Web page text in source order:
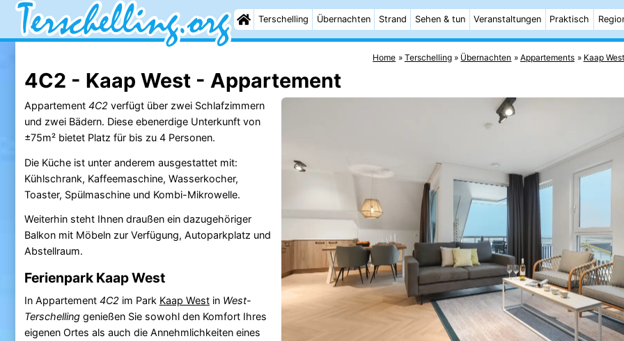
Terschelling Übernachten Strand Sehen & tun Veranstaltungen Praktisch
Home Terschelling Übernachten Appartements Kaap West
4C2 - Kaap West - Appartement
Appartement 4C2 verfügt über zwei Schlafzimmern
und zwei Bädern. Diese ebenerdige Unterkunft von
±75m² bietet Platz für bis zu 4 Personen.
Die Küche ist unter anderem ausgestattet mit:
Kühlschrank, Kaffeemaschine, Wasserkocher,
Toaster, Spülmaschine und Kombi-Mikrowelle.
Weiterhin steht Ihnen draußen ein dazugehöriger
Balkon mit Möbeln zur Verfügung, Autoparkplatz und
Abstellraum.
Ferienpark Kaap West
In Appartement 4C2 im Park Kaap Westin West-
Terschellinggenießen Sie sowohl den Komfort Ihres
eigenen Ortes als auch die Annehmlichkeiten eines